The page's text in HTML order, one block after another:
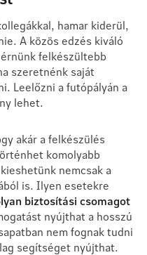
hamar kiderül,
A közös edzés kiváló
felkészültebb
szeretnénk saját
Leelőzni a futópályán a
lehet.
akár a felkészülés
komolyabb
nemcsak a
is. Ilyen esetekre
biztosítási csomagot
nyújthat a hosszú
nem fognak tudni
segítséget nyújthat.